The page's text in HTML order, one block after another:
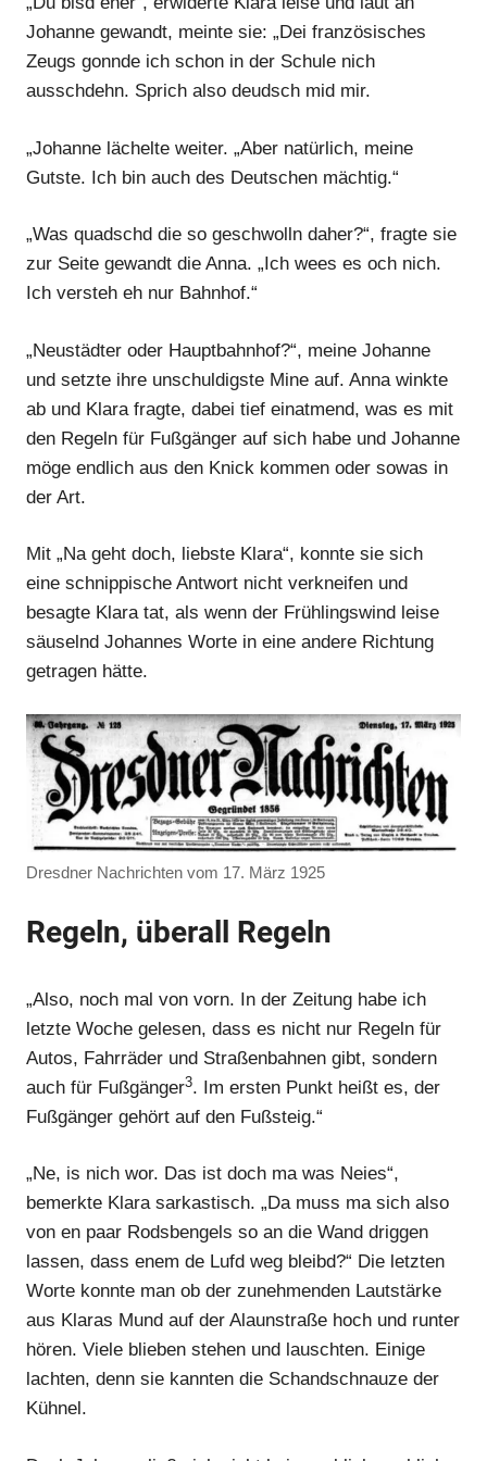
Anzeige
Anzeige
Johanne gewandt, meinte sie: „Dei französisches
Zeugs gonnde ich schon in der Schule nich
ausschdehn. Sprich also deudsch mid mir.
„Johanne lächelte weiter. „Aber natürlich, meine
Gutste. Ich bin auch des Deutschen mächtig.“
„Was quadschd die so geschwolln daher?“, fragte sie
zur Seite gewandt die Anna. „Ich wees es och nich.
Ich versteh eh nur Bahnhof.“
„Neustädter oder Hauptbahnhof?“, meine Johanne
und setzte ihre unschuldigste Mine auf. Anna winkte
ab und Klara fragte, dabei tief einatmend, was es mit
den Regeln für Fußgänger auf sich habe und Johanne
möge endlich aus den Knick kommen oder sowas in
der Art.
Mit „Na geht doch, liebste Klara“, konnte sie sich
eine schnippische Antwort nicht verkneifen und
besagte Klara tat, als wenn der Frühlingswind leise
säuselnd Johannes Worte in eine andere Richtung
getragen hätte.
Dresdner Nachrichten vom 17. März 1925
Regeln, überall Regeln
„Also, noch mal von vorn. In der Zeitung habe ich
letzte Woche gelesen, dass es nicht nur Regeln für
Autos, Fahrräder und Straßenbahnen gibt, sondern
auch für Fußgänger3. Im ersten Punkt heißt es, der
Fußgänger gehört auf den Fußsteig.“
„Ne, is nich wor. Das ist doch ma was Neies“,
bemerkte Klara sarkastisch. „Da muss ma sich also
von en paar Rodsbengels so an die Wand driggen
lassen, dass enem de Lufd weg bleibd?“ Die letzten
Worte konnte man ob der zunehmenden Lautstärke
aus Klaras Mund auf der Alaunstraße hoch und runter
hören. Viele blieben stehen und lauschten. Einige
lachten, denn sie kannten die Schandschnauze der
Kühnel.